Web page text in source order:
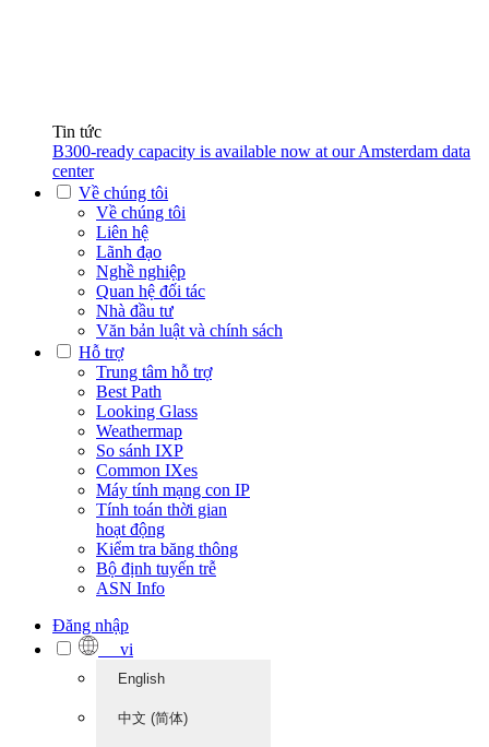
Tin tức
B300-ready capacity is available now at our Amsterdam data
center
Về chúng tôi
Về chúng tôi
Liên hệ
Lãnh đạo
Nghề nghiệp
Quan hệ đối tác
Nhà đầu tư
Văn bản luật và chính sách
Hỗ trợ
Trung tâm hỗ trợ
Best Path
Looking Glass
Weathermap
So sánh IXP
Common IXes
Máy tính mạng con IP
Tính toán thời gian
hoạt động
Kiểm tra băng thông
Bộ định tuyến trễ
ASN Info
Đăng nhập
vi
English
中文 (简体)